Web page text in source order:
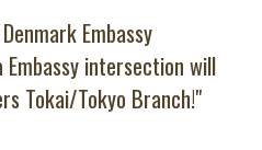
Embassy
intersection will
Tokai/Tokyo Branch!"